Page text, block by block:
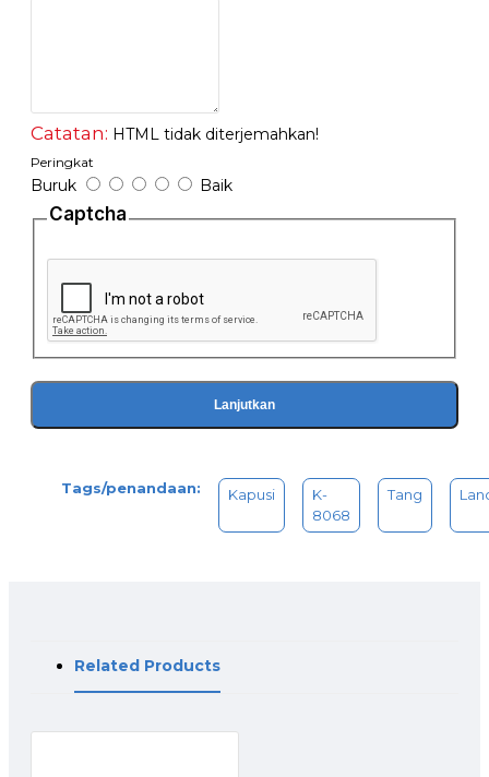
Catatan: HTML tidak diterjemahkan!
Peringkat
Buruk Baik
Captcha
Lanjutkan
Tags/penandaan: Kapusi
K-
8068
Tang
Related Products